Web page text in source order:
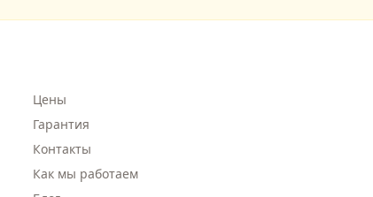
Цены
Гарантия
Контакты
Как мы работаем